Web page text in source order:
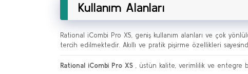
Kullanım Alanları
Rational iCombi Pro XS, geniş kullanım alanları ve çok
tercih edilmektedir. Akıllı ve pratik pişirme özellikleri
Rational iCombi Pro XS , üstün kalite, verimlilik ve entegre